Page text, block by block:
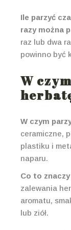
Ile parzyć
razy można
raz lub dwa
powinno być
W
W czym
ceramiczne,
plastiku i
naparu.
Co to
zalewania
aromatu,
lub ziół.